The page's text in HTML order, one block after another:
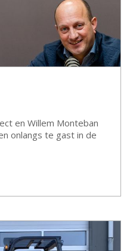
en Willem Monteban
onlangs te gast in de